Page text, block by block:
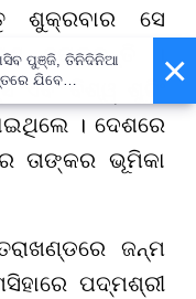
ଶୁକ୍ରବାର ସେ
ହରାଇଛନ୍ତି ।
ଏବଂ ବିଶ୍ୱ ଶୁଟିଂ
। ଦେଶରେ
ତାଙ୍କର ଭୂମିକା
ଜନ୍ମ
ପଦ୍ମଶ୍ରୀ
×
ପୁଞ୍ଜି, ତିନିଦିନିଆ
ଯିବେ
ମୋହନ ମାଝୀ